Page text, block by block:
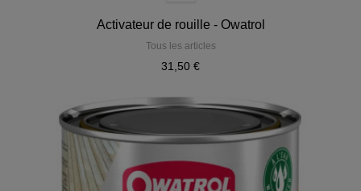
Activateur de rouille - Owatrol
Tous les articles
31,50 €